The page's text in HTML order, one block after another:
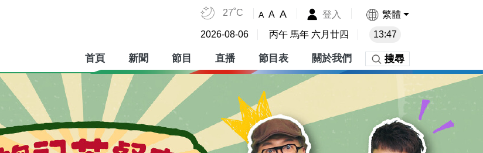
27˚C A A A 登入 繁體
2026-08-06 丙午 馬年 六月廿四 13:47
首頁 新聞 節目 直播 節目表 關於我們 搜尋
澳門廣播電視股份有限公司 - 首頁
趨記茶餐廳